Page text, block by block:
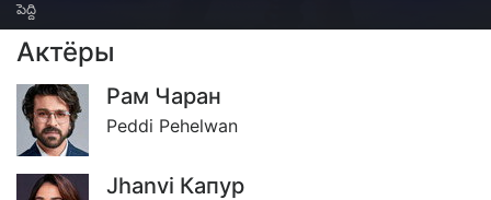
పెద్ది
Актёры
Рам Чаран
Peddi Pehelwan
Jhanvi Капур